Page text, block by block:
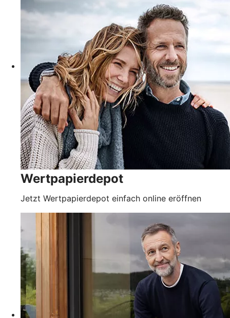
Wertpapierdepot
Jetzt Wertpapierdepot einfach online eröffnen